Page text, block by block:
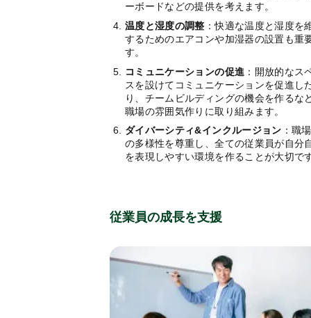
ーボードなどの提供を考えます。
温度と湿度の調整 ：快適な温度と湿度を
するためのエアコンや加湿器の設置も重
す。
コミュニケーションの促進 ：開放的なス
スを設けてコミュニケーションを促進し
り、チームビルディングの機会を作るな
職場の雰囲気作りに取り組みます。
ダイバーシティ&インクルージョン ：職
の多様性を尊重し、全ての従業員が自分
を表現しやすい環境を作ることが大切で
従業員の成長を支援